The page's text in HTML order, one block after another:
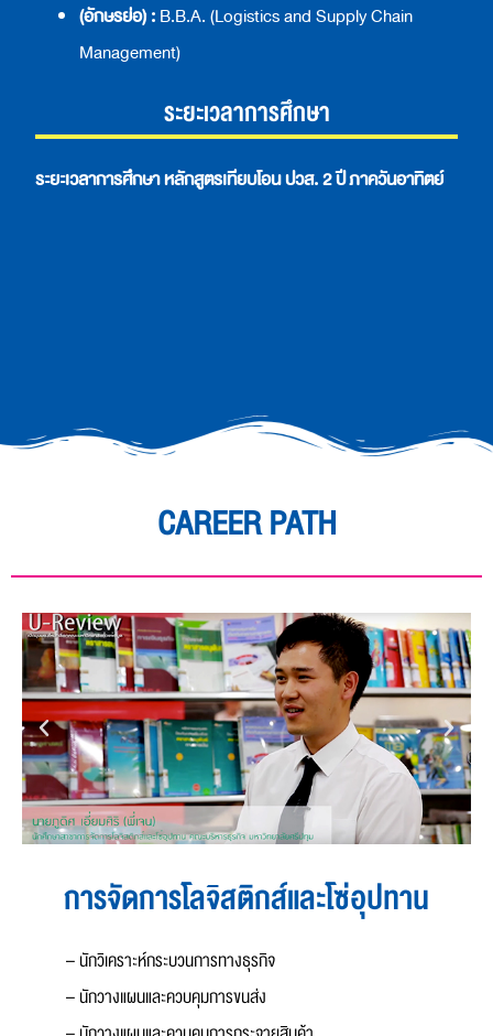
(อักษรย่อ) : B.B.A. (Logistics and Supply Chain
Management)
ระยะเวลาการศึกษา
ระยะเวลาการศึกษา หลักสูตรเทียบโอน ปวส. 2 ปีภาควันอาทิตย์
CAREER PATH
การจัดการโลจิสติกส์และโซ่อุปทาน
– นักวิเคราะห์กระบวนการทางธุรกิจ
– นักวางแผนและควบคุมการขนส่ง